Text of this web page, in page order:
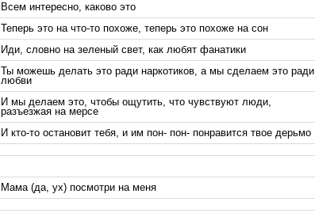
Всем интересно, каково это
Теперь это на что-то похоже, теперь это похоже на сон
Иди, словно на зеленый свет, как любят фанатики
Ты можешь делать это ради наркотиков, а мы сделаем это ради
любви
И мы делаем это, чтобы ощутить, что чувствуют люди,
разъезжая на мерсе
И кто-то остановит тебя, и им пон- пон- понравится твое дерьмо
Мама (да, ух) посмотри на меня